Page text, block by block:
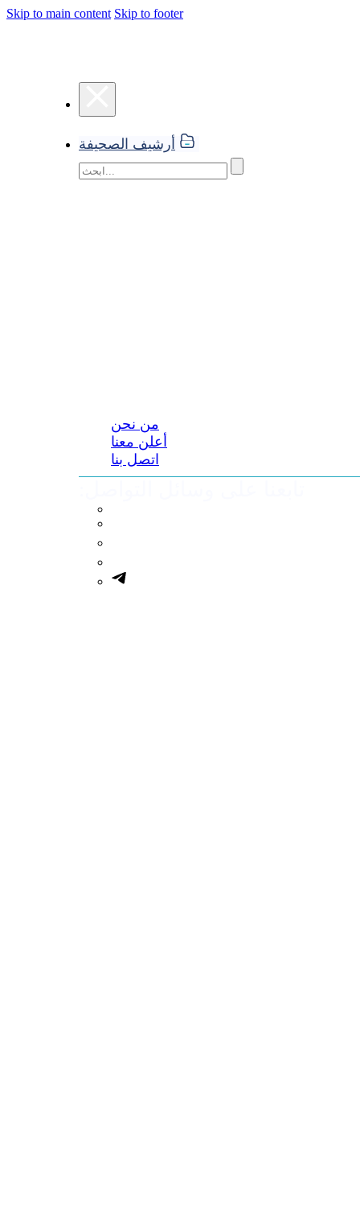
Skip to main content Skip to footer
أرشيف الصحيفة
من نحن
أعلن معنا
اتصل بنا